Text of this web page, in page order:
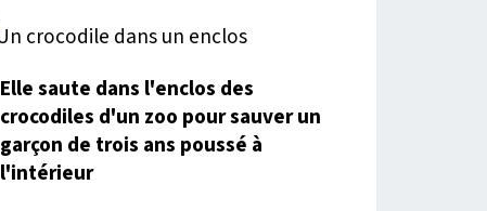
Elle saute dans l'enclos des
crocodiles d'un zoo pour sauver un
garçon de trois ans poussé à
l'intérieur